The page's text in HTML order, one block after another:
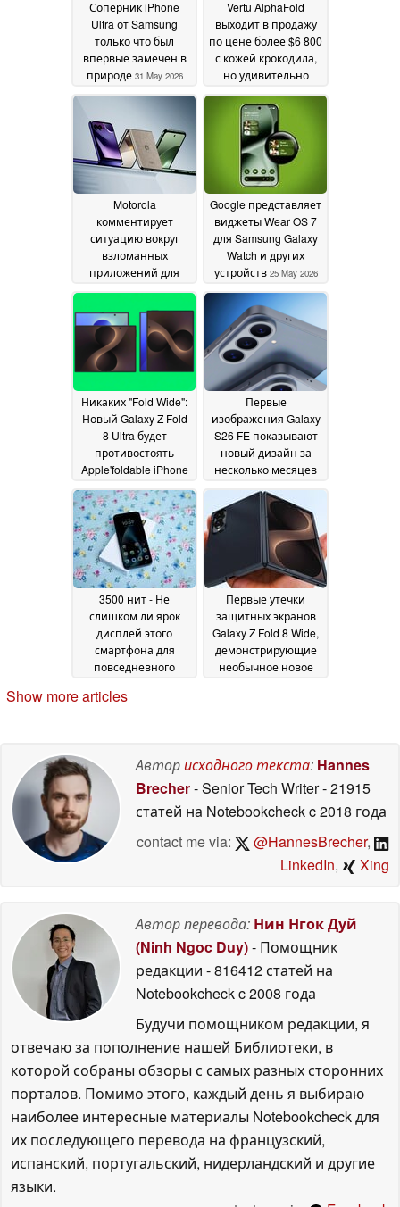
Соперник iPhone
Ultra от Samsung
только что был
впервые замечен в
природе 31 May 2026
Vertu AlphaFold
выходит в продажу
по цене более $6 800
с кожей крокодила,
но удивительно
техническими
характеристиками
May 2026
Motorola
комментирует
ситуацию вокруг
взломанных
приложений для
28 May 2026
Google представляет
виджеты Wear OS 7
для Samsung Galaxy
Watch и других
устройств 25 May 2026
Никаких "Fold Wide":
Новый Galaxy Z Fold
8 Ultra будет
противостоять
Apple'foldable iPhone
утечке25 May 2026
Первые
изображения Galaxy
S26 FE показывают
новый дизайн за
несколько месяцев
представления25 May
2026
3500 нит - Не
слишком ли ярок
дисплей этого
смартфона для
повседневного
May 2026
Первые утечки
защитных экранов
Galaxy Z Fold 8 Wide,
демонстрирующие
необычное новое
Show more articles
Авторисходного текста: Hannes
Brecher- Senior Tech Writer- 21915
статей на Notebookcheckc 2018 года
contact me via:
@HannesBrecher,
LinkedIn, Xing
Автор перевода: Нин Нгок Дуй
(Ninh Ngoc Duy)- Помощник
редакции - 816412 статей на
Notebookcheckc 2008 года
Будучи помощником редакции, я
отвечаю за пополнение нашей Библиотеки, в
которой собраны обзоры с самых разных сторонних
порталов. Помимо этого, каждый день я выбираю
наиболее интересные материалы Notebookcheck для
их последующего перевода на французский,
испанский, португальский, нидерландский и другие
языки.